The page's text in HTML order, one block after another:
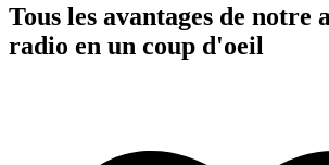
Tous les avantages de notre
radio en un coup d'oeil